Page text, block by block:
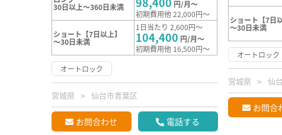
30日以上～360日未満
円/月～
初期費用他 22,000円～
ショート【7日以上】
～30日未満
1日当たり 2,600円～
104,400 円/月～
初期費用他 16,500円～
オートロック
宮城県 仙台市青葉区
お問合わせ 電話する
ショート【7日以
～30日未満
オートロック
宮城県 仙
お問合